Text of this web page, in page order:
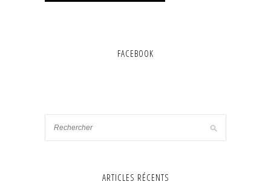
FACEBOOK
ARTICLES RÉCENTS